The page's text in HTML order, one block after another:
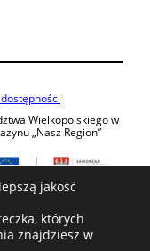
Wielkopolskiego w
„Nasz Region”
jakość
których
znajdziesz w